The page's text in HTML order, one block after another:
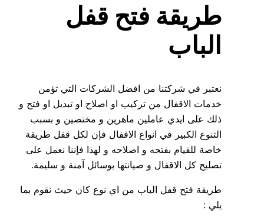
طريقة فتح قفل
الباب
نعتبر في شركتنا من افضل الشركات التي تؤمن
خدمات الاقفال من تركيب او اصلاح او تبديل او فتح و
ذلك على ايدي عاملين ماهرين و مختصين و بسبب
التنوع الكبير في انواع الاقفال فإن لكل قفل طريقة
خاصة للقيام بفتحه و اصلاحه و لهذا فإننا نعمل على
تصليح كل الاقفال و صيانتها بوسائل آمنة و سليمة.
طريقة فتح قفل الباب من اي نوع كان حيث نقوم بما
يلي :